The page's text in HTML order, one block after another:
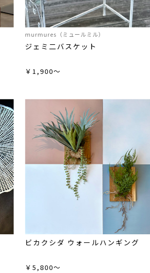
murmures（ミュールミル）
ジェミ二バスケット
￥1,900～
ビカクシダ ウォールハンギング
￥5,800～